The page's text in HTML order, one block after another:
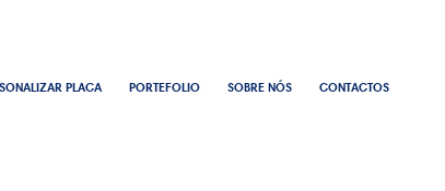
PLACA PORTEFOLIO SOBRE NÓS CONTACTOS